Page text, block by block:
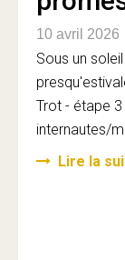
10 avril 2026
Sous un
Trot - étape
internautes/
Lire la